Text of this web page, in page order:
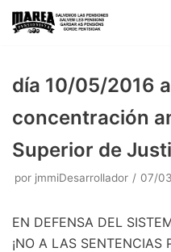
Saltar
día 10/05/2016
concentración
Superior de
por jmmiDesarrollador 07/
EN DEFENSA DEL
¡NO A LAS SENTENCIAS